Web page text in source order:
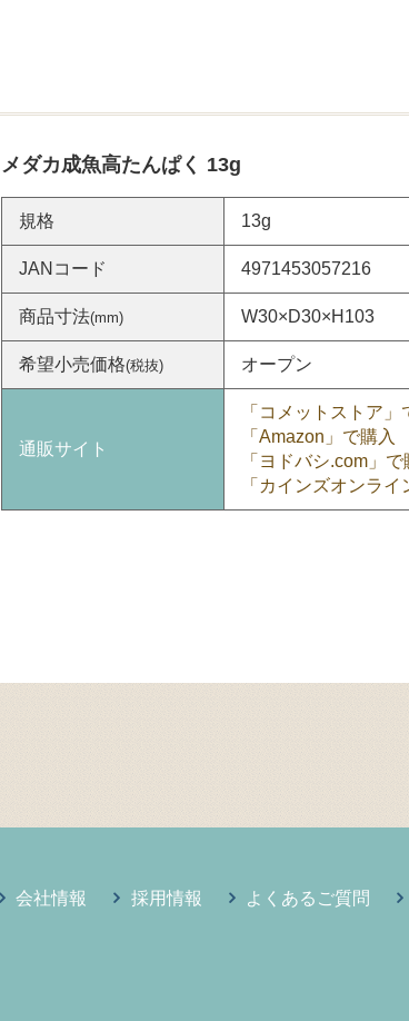
メダカ成魚高たんぱく 13g
規格 13g
JANコード 4971453057216
商品寸法(mm) W30×D30×H103
希望小売価格(税抜) オープン
通販サイト
「コメットストア」
「Amazon」で購入
「ヨドバシ.com」で
「カインズオンライ
会社情報 採用情報 よくあるご質問